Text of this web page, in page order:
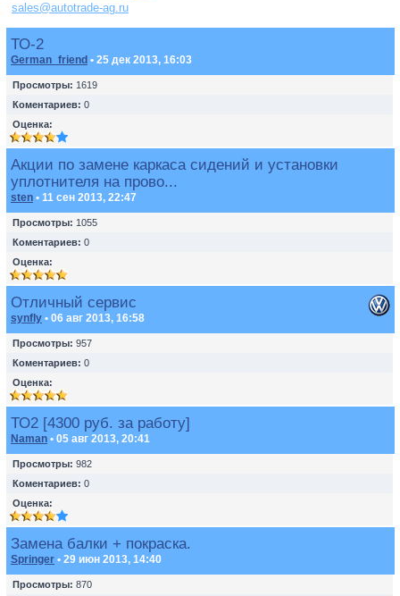
sales@autotrade-ag.ru
ТО-2
German_friend • 25 дек 2013, 16:03
Просмотры: 1619
Коментариев: 0
Оценка:
Акции по замене каркаса сидений и установки
уплотнителя на прово...
sten • 11 сен 2013, 22:47
Просмотры: 1055
Коментариев: 0
Оценка:
Отличный сервис
synfly • 06 авг 2013, 16:58
Просмотры: 957
Коментариев: 0
Оценка:
ТО2 [4300 руб. за работу]
Naman • 05 авг 2013, 20:41
Просмотры: 982
Коментариев: 0
Оценка:
Замена балки + покраска.
Springer • 29 июн 2013, 14:40
Просмотры: 870